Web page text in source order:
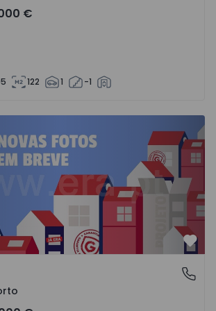
€
122 1 -1
Campanhã - 1575504 - 1